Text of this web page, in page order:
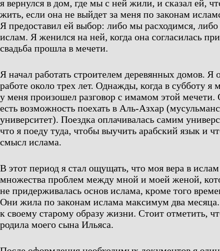
я вернулся в дом, где мы с ней жили, и сказал ей,
жить, если она не выйдет за меня по законам
Я предоставил ей выбор: либо мы расходимся,
ислам. Я женился на ней, когда она согласилась
свадьба прошла в мечети.
Я начал работать строителем деревянных домов. Я
работе около трех лет. Однажды, когда в субботу я
у меня произошел разговор с имамом этой
есть возможность поехать в Аль-Азхар
университет). Поездка оплачивалась самим
что я поеду туда, чтобы выучить арабский язык и
смысл ислама.
В этот период я стал ощущать, что моя вера в ислам
множества проблем между мной и моей женой,
не придерживалась основ ислама, кроме того
Они жила по законам ислама максимум два месяца.
к своему старому образу жизни. Стоит отметить,
родила моего сына Ильяса.